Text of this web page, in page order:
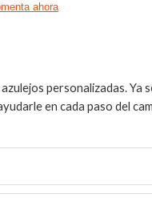
ahora
personalizadas. Ya
en cada paso del